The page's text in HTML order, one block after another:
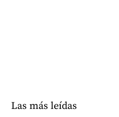
Las más leídas